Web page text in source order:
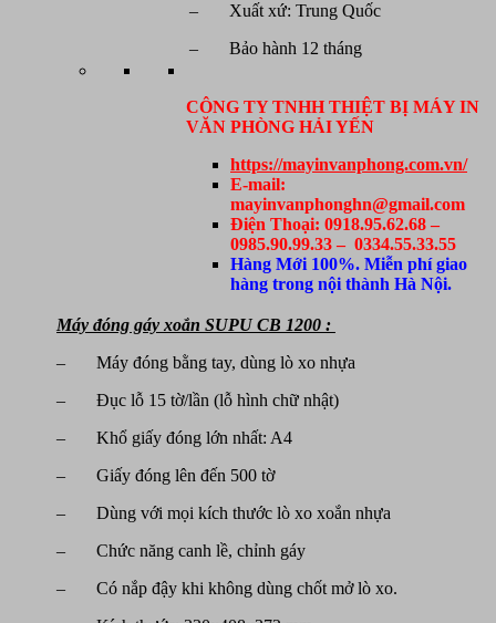
– Xuất xứ: Trung Quốc
– Bảo hành 12 tháng
CÔNG TY TNHH THIỆT BỊ MÁY IN
VĂN PHÒNG HẢI YẾN
https://mayinvanphong.com.vn/
E-mail:
mayinvanphonghn@gmail.com
Điện Thoại: 0918.95.62.68 –
0985.90.99.33 – 0334.55.33.55
Hàng Mới 100%. Miễn phí giao
hàng trong nội thành Hà Nội.
Máy đóng gáy xoắn SUPU CB 1200 :
– Máy đóng bằng tay, dùng lò xo nhựa
– Đục lỗ 15 tờ/lần (lỗ hình chữ nhật)
– Khổ giấy đóng lớn nhất: A4
– Giấy đóng lên đến 500 tờ
– Dùng với mọi kích thước lò xo xoắn nhựa
– Chức năng canh lề, chỉnh gáy
– Có nắp đậy khi không dùng chốt mở lò xo.